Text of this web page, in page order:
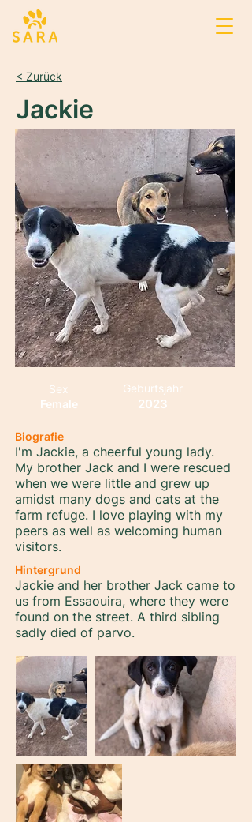
< Zurück
Jackie
Sex
Female
Geburtsjahr
2023
Biografie
I'm Jackie, a cheerful young lady.
My brother Jack and I were rescued
when we were little and grew up
amidst many dogs and cats at the
farm refuge. I love playing with my
peers as well as welcoming human
visitors.
Hintergrund
Jackie and her brother Jack came to
us from Essaouira, where they were
found on the street. A third sibling
sadly died of parvo.